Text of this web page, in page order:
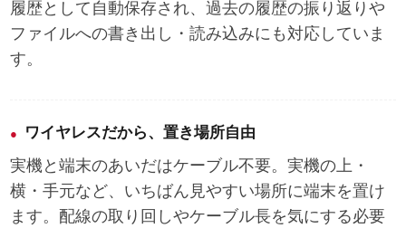
履歴として自動保存され、過去の履歴の振り返りや
ファイルへの書き出し・読み込みにも対応していま
す。
ワイヤレスだから、置き場所自由
実機と端末のあいだはケーブル不要。実機の上・
横・手元など、いちばん見やすい場所に端末を置け
ます。配線の取り回しやケーブル長を気にする必要